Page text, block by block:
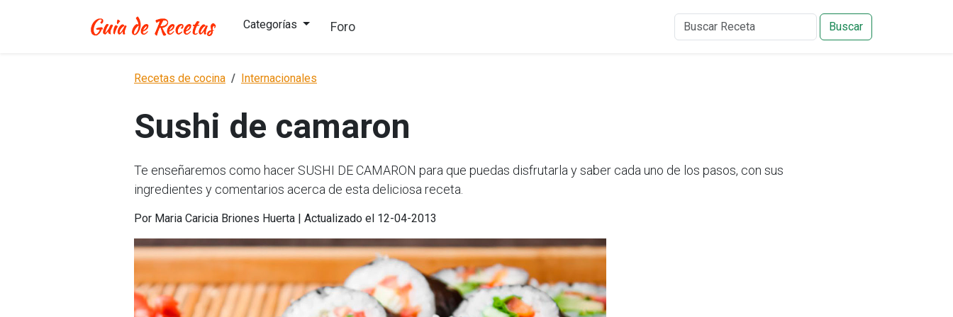
Categorías Foro Buscar
Recetas de cocina Internacionales
Sushi de camaron
Te enseñaremos como hacer SUSHI DE CAMARON para que puedas disfrutarla y saber cada uno de los pasos, con sus
ingredientes y comentarios acerca de esta deliciosa receta.
Por Maria Caricia Briones Huerta | Actualizado el 12-04-2013